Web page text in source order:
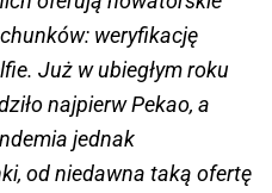
weryfikację
Już w ubiegłym roku
najpierw Pekao, a
jednak
od niedawna taką ofertę